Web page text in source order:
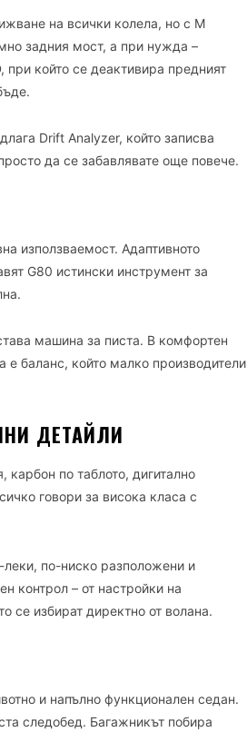
на всички колела, но с M
задния мост, а при нужда –
който се деактивира предният
Drift Analyzer, който записва
да се забавлявате още повече.
използваемост. Адаптивното
G80 истински инструмент за
машина за писта. В комфортен
баланс, който малко производители
ДЕТАЙЛИ
по таблото, дигитално
говори за висока класа с
леки, по-ниско разположени и
контрол – от настройки на
се избират директно от волана.
и напълно функционален седан.
следобед. Багажникът побира